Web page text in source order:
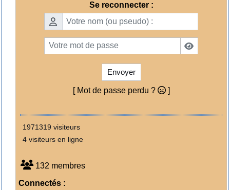
Se reconnecter :
Envoyer
[ Mot de passe perdu ? ]
1971319 visiteurs
4 visiteurs en ligne
132 membres
Connectés :